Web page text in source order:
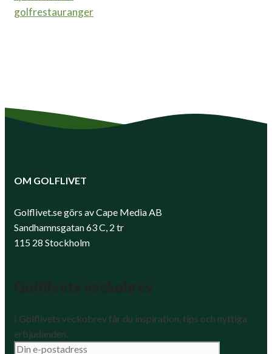
golfrestauranger
OM GOLFLIVET
Golflivet.se görs av Cape Media AB
Sandhamnsgatan 63 C, 2 tr
115 28 Stockholm
I Golflivets veckobrev får du inspiration, tips och nyttiga
erbjudanden.